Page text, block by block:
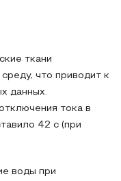
ткани
что приводит к
данных.
тока в
42 с (при
воды при